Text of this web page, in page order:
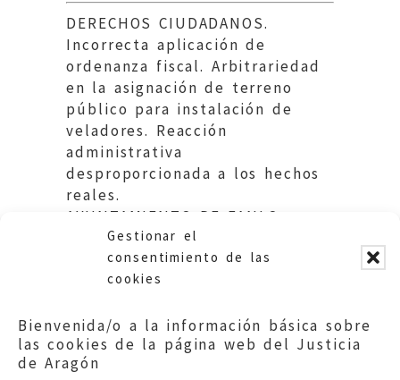
Gestionar el
consentimiento de las
cookies
Bienvenida/o a la información básica sobre
las cookies de la página web del Justicia
de Aragón
DERECHOS CIUDADANOS.
Incorrecta aplicación de
ordenanza fiscal. Arbitrariedad
en la asignación de terreno
público para instalación de
veladores. Reacción
administrativa
desproporcionada a los hechos
reales.
AYUNTAMIENTO DE FANLO
Fecha salida: 22/07/13